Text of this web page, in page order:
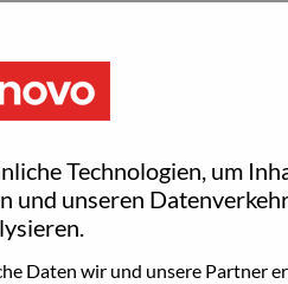
Technologien, um
und unseren
Daten wir und unsere Partner